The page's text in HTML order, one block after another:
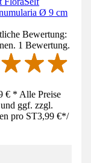
Ø 9 cm
Bewertung:
1 Bewertung.
€ * Alle Preise
ggf. zzgl.
pro ST3,99 €*/